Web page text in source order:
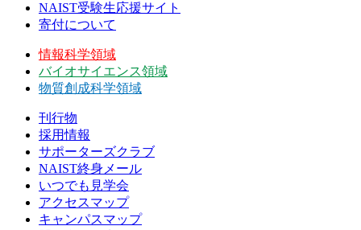
NAIST受験生応援サイト
寄付について
情報科学領域
バイオサイエンス領域
物質創成科学領域
刊行物
採用情報
サポーターズクラブ
NAIST終身メール
いつでも見学会
アクセスマップ
キャンパスマップ